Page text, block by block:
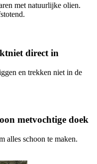
met natuurlijke olien.
niet direct in
en trekken niet in de
metvochtige doek
alles schoon te maken.